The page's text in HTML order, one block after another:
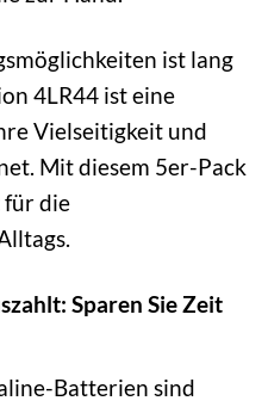
ist lang
4LR44 ist eine
Vielseitigkeit und
Mit diesem 5er-Pack
für die
Sparen Sie Zeit
Batterien sind